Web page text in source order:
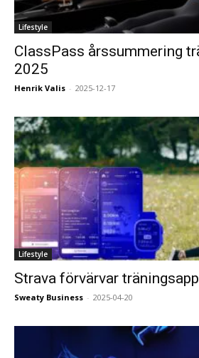
Lifestyle
ClassPass årssummering
2025
Henrik Valis - 2025-12-17
Lifestyle
Strava förvärvar
Sweaty Business - 2025-04-20